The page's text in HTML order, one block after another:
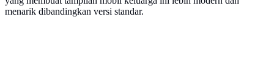
menarik dibandingkan versi standar.